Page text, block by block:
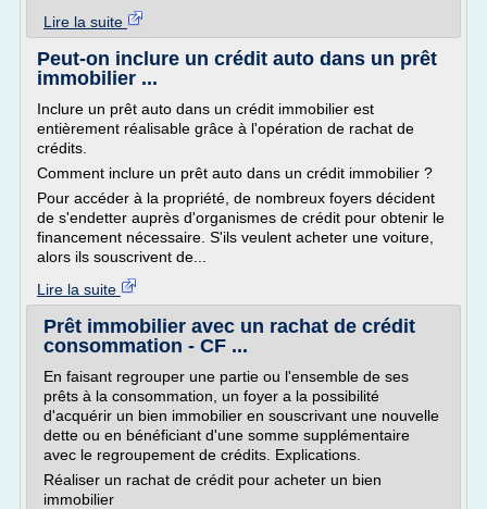
Lire la suite
Peut-on inclure un crédit auto dans un prêt
immobilier ...
Inclure un prêt auto dans un crédit immobilier est
entièrement réalisable grâce à l'opération de rachat de
crédits.
Comment inclure un prêt auto dans un crédit immobilier ?
Pour accéder à la propriété, de nombreux foyers décident
de s'endetter auprès d'organismes de crédit pour obtenir le
financement nécessaire. S'ils veulent acheter une voiture,
alors ils souscrivent de...
Lire la suite
Prêt immobilier avec un rachat de crédit
consommation - CF ...
En faisant regrouper une partie ou l'ensemble de ses
prêts à la consommation, un foyer a la possibilité
d'acquérir un bien immobilier en souscrivant une nouvelle
dette ou en bénéficiant d'une somme supplémentaire
avec le regroupement de crédits. Explications.
Réaliser un rachat de crédit pour acheter un bien
immobilier